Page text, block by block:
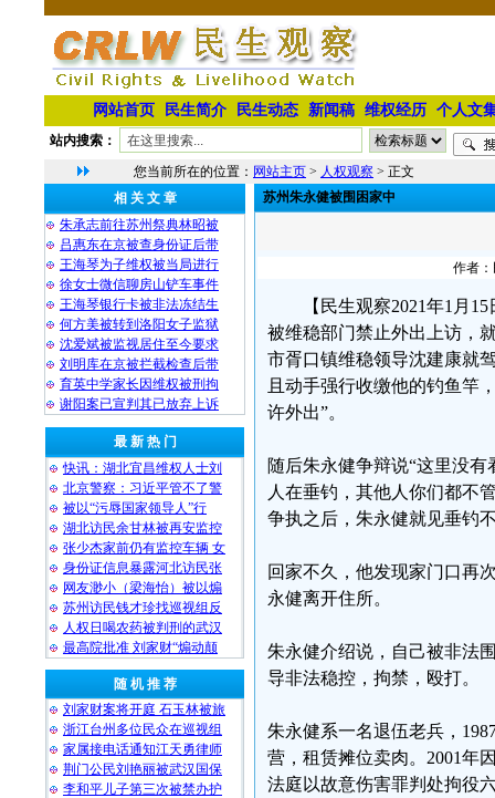
网站首页 民生简介 民生动态 新闻稿 维权经历 个人文
站内搜索：
您当前所在的位置： 网站主页 > 人权观察 > 正文
相 关 文 章
朱承志前往苏州祭典林昭被
吕惠东在京被查身份证后带
王海琴为子维权被当局进行
徐女士微信聊房山铲车事件
王海琴银行卡被非法冻结生
何方美被转到洛阳女子监狱
沈爱斌被监视居住至今要求
刘明库在京被拦截检查后带
育英中学家长因维权被刑拘
谢阳案已宣判其已放弃上诉
最 新 热 门
快讯：湖北宜昌维权人士刘
北京警察：习近平管不了警
被以“污辱国家领导人”行
湖北访民余甘林被再安监控
张少杰家前仍有监控车辆 女
身份证信息暴露河北访民张
网友渺小（梁海怡）被以煽
苏州访民钱才珍找巡视组反
人权日喝农药被判刑的武汉
最高院批准 刘家财“煽动颠
随 机 推 荐
刘家财案将开庭 石玉林被旅
浙江台州多位民众在巡视组
家属接电话通知江天勇律师
荆门公民刘艳丽被武汉国保
李和平儿子第三次被禁办护
苏州朱永健被围困家中
作者：
【民生观察2021年1月
被维稳部门禁止外出上访，
市胥口镇维稳领导沈建康就
且动手强行收缴他的钓鱼竿
许外出”。
随后朱永健争辩说“这里没
人在垂钓，其他人你们都不
争执之后，朱永健就见垂钓
回家不久，他发现家门口再
永健离开住所。
朱永健介绍说，自己被非法
导非法稳控，拘禁，殴打。
朱永健系一名退伍老兵，
营，租赁摊位卖肉。2001年
法庭以故意伤害罪判处拘役